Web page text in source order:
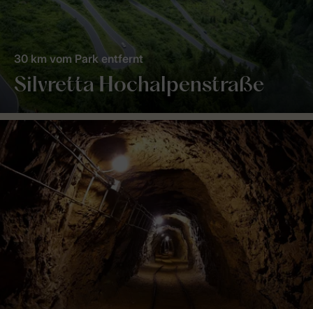
Silvretta Hochalpenstraße
30 km vom Park entfernt